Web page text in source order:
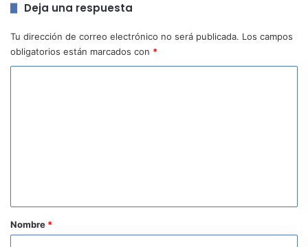
Deja una respuesta
Tu dirección de correo electrónico no será publicada. Los campos
obligatorios están marcados con *
r
Nombre *